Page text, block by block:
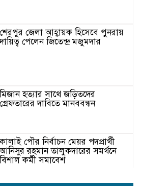
শেরপুর জেলা আহ্বায়ক হিসেবে পুনরায়
দায়িত্ব পেলেন জিতেন্দ্র মজুমদার
মিজান হত্যার সাথে জড়িতদের
গ্রেফতারের দাবিতে মানববন্ধন
কালাই পৌর নির্বাচন মেয়র পদপ্রার্থী
আনিসুর রহমান তালুকদারের সমর্থনে
বিশাল কর্মী সমাবেশ